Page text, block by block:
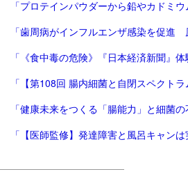
「健康未来をつくる「腸能力」と細菌の